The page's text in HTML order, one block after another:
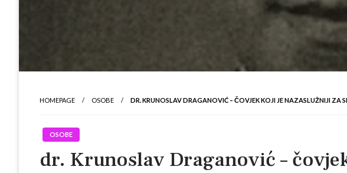
HOMEPAGE OSOBE DR. KRUNOSLAV DRAGANOVIĆ – ČOVJEK KOJI JE NAZASLUŽNIJI
OSOBE
dr. Krunoslav Draganović –